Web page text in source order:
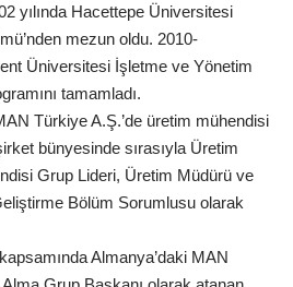
yılında Hacettepe Üniversitesi
mezun oldu. 2010-
Üniversitesi İşletme ve Yönetim
tamamladı.
Türkiye A.Ş.’de üretim mühendisi
bünyesinde sırasıyla Üretim
Grup Lideri, Üretim Müdürü ve
Bölüm Sorumlusu olarak
Almanya’daki MAN